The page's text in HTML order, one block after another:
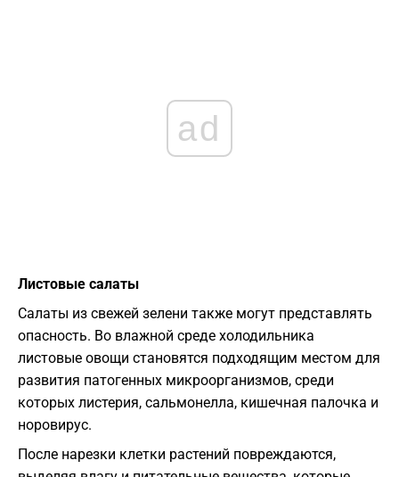
ad
Листовые салаты
Салаты из свежей зелени также могут представлять
опасность. Во влажной среде холодильника
листовые овощи становятся подходящим местом для
развития патогенных микроорганизмов, среди
которых листерия, сальмонелла, кишечная палочка и
норовирус.
После нарезки клетки растений повреждаются,